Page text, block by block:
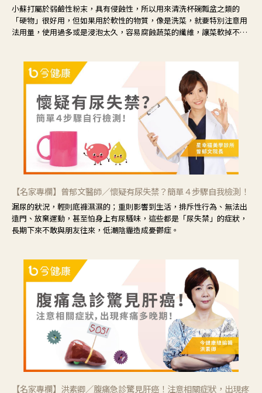
小蘇打屬於弱鹼性粉末，具有侵蝕性，所以用來清洗杯碗瓢盆之類的
「硬物」很好用，但如果用於軟性的物質，像是洗菜，就要特別注意用
法用量，使用過多或是浸泡太久，容易腐蝕蔬菜的纖維，讓菜軟掉不清
【名家專欄】曾郁文醫師／懷疑有尿失禁？簡單４步驟自我檢測！
漏尿的狀況，輕則底褲濕濕的；重則影響到生活，排斥性行為、無法出
遠門、放棄運動，甚至怕身上有尿騷味，這些都是「尿失禁」的症狀，
長期下來不敢與朋友往來，低潮陰霾造成憂鬱症。
【名家專欄】洪素卿／腹痛急診驚見肝癌！注意相關症狀，出現疼